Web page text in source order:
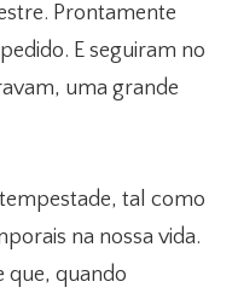
Prontamente
E seguiram no
uma grande
tal como
na nossa vida.
que, quando